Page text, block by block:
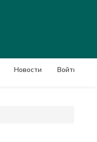
Новости Войти